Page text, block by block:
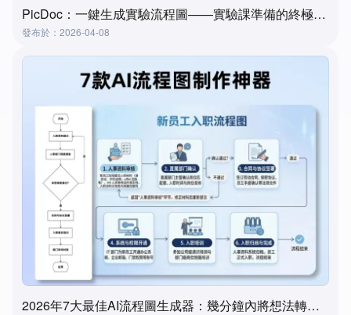
PicDoc：一鍵生成實驗流程圖——實驗課準備的終極工具
發布於：2026-04-08
2026年7大最佳AI流程圖生成器：幾分鐘內將想法轉化為流程圖